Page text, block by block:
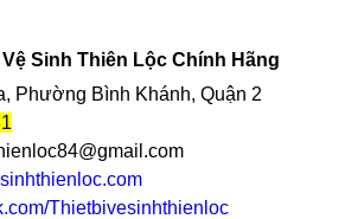
Sinh Thiên Lộc Chính Hãng
Phường Bình Khánh, Quận 2
Thietbivesinhthienloc